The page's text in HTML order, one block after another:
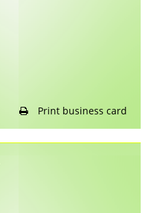
Print business card